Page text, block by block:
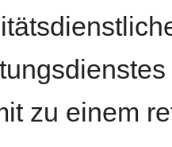
zu einem